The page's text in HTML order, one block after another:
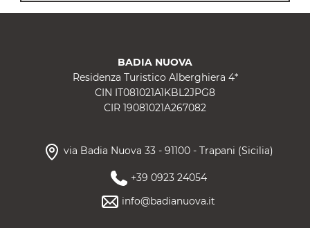
BADIA NUOVA
Residenza Turistico Alberghiera 4*
CIN IT081021A1KBL2JPG8
CIR 19081021A267082
via Badia Nuova 33 - 91100 - Trapani (Sicilia)
+39 0923 24054
info@badianuova.it